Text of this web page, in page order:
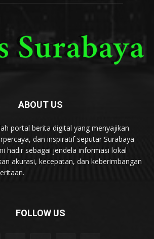
ABOUT US
portal berita digital yang menyajikan
dan inspiratif seputar Surabaya
hadir sebagai jendela informasi lokal
akurasi, kecepatan, dan keberimbangan
FOLLOW US